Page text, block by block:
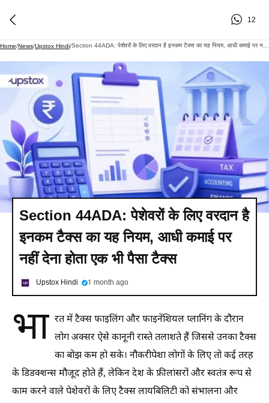
12
Home/News/Upstox Hindi/
Section 44ADA: पेशेवरों के लिए वरदान है
इनकम टैक्स का यह नियम, आधी कमाई पर
नहीं देना होता एक भी पैसा टैक्स
Upstox Hindi 1 month ago
भा रत में टैक्स फाइलिंग और फाइनेंशियल प्लानिंग के दौरान
लोग अक्सर ऐसे कानूनी रास्ते तलाशते हैं जिससे उनका टैक्स
का बोझ कम हो सके। नौकरीपेशा लोगों के लिए तो कई तरह
के डिडक्शन्स मौजूद होते हैं, लेकिन देश के फ्रीलांसरों और स्वतंत्र रूप से
काम करने वाले पेशेवरों के लिए टैक्स लायबिलिटी को संभालना और